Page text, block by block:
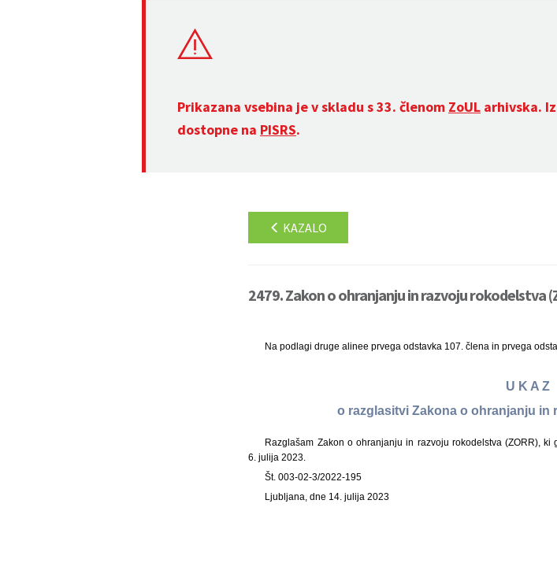
Prikazana vsebina je v skladu s 33. členom ZoUL arhivska.
dostopne na PISRS.
KAZALO
2479. Zakon o ohranjanju in razvoju rokodelstva
Na podlagi druge alinee prvega odstavka 107. člena in prvega
U K A Z
o razglasitvi Zakona o ohranjanju in
Razglašam Zakon o ohranjanju in razvoju rokodelstva (ZORR),
6. julija 2023.
Št. 003-02-3/2022-195
Ljubljana, dne 14. julija 2023